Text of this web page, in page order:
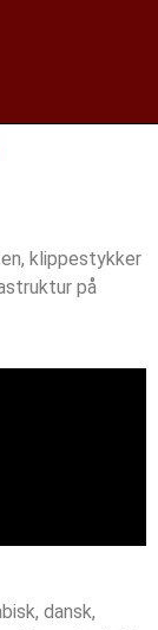
klippestykker
på
dansk,